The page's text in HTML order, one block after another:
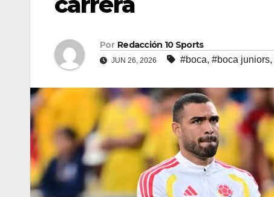
Por Redacción 10 Sports
JUN 26, 2026 #boca, #boca juniors,